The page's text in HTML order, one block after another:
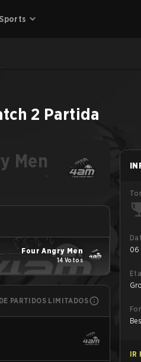
2 Partida
Men
-
Four Angry Men
14 Votos
PARTIDOS LIMITADOS
06
IR